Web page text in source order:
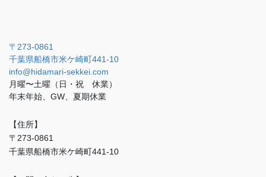
〒273-0861
千葉県船橋市米ケ崎町441-10
info@hidamari-sekkei.com
月曜〜土曜（日・祝 休業）
年末年始、GW、夏期休業
【住所】
〒273-0861
千葉県船橋市米ケ崎町441-10